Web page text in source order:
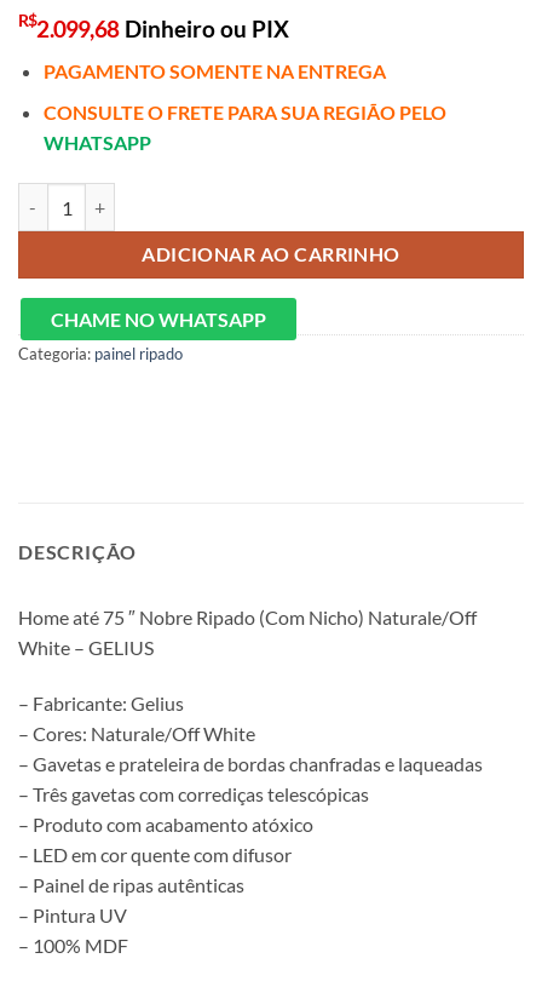
R$2.099,68 Dinheiro ou PIX
PAGAMENTO SOMENTE NA ENTREGA
CONSULTE O FRETE PARA SUA REGIÃO PELO
WHATSAPP
ADICIONAR AO CARRINHO
CHAME NO WHATSAPP
Categoria: painel ripado
DESCRIÇÃO
Home até 75 ″ Nobre Ripado (Com Nicho) Naturale/Off
White – GELIUS
– Fabricante: Gelius
– Cores: Naturale/Off White
– Gavetas e prateleira de bordas chanfradas e laqueadas
– Três gavetas com corrediças telescópicas
– Produto com acabamento atóxico
– LED em cor quente com difusor
– Painel de ripas autênticas
– Pintura UV
– 100% MDF